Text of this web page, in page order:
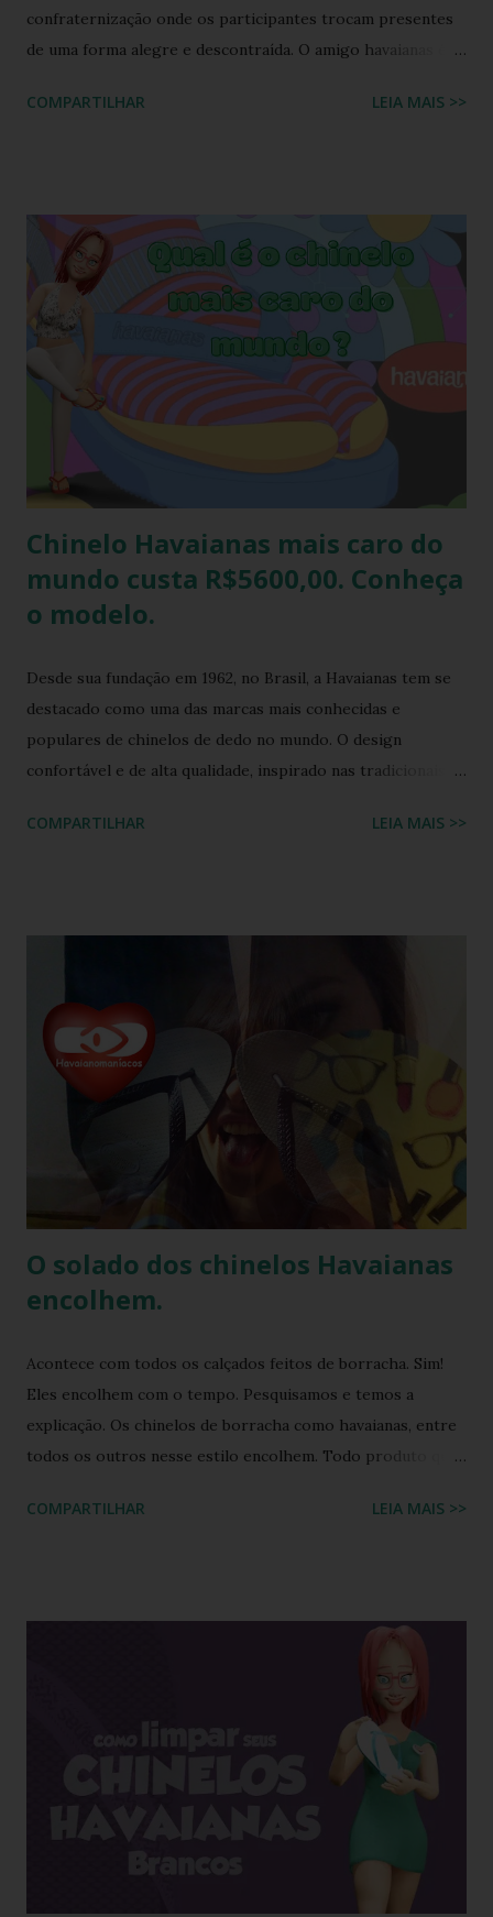
confraternização onde os participantes trocam presentes
de uma forma alegre e descontraída. O amigo havaianas é
participantes trocam exclusivamente sandálias havaianas
o amigo havaianas acontece no final do ano para
comemorar o final do ano letivo nas escolas, nas
confraternizações do trabalho, nas festas de fim de ano,
etc.. Além da diversão que a brincadeira proporciona,
também é uma excelente oportunidade de ganhar muitas
havaianas e incorporar sua coleção.
COMPARTILHAR LEIA MAIS >>
Chinelo Havaianas mais caro do
mundo custa R$5600,00. Conheça
o modelo.
Desde sua fundação em 1962, no Brasil, a Havaianas tem se
destacado como uma das marcas mais conhecidas e
populares de chinelos de dedo no mundo. O design
confortável e de alta qualidade, inspirado nas tradicionais
coração dos consumidores em todo o mundo. Hoje, a marca
também oferece bolsas, mochilas e acessórios, solidificando
sua presença na moda e na cultura popular. A Havaianas tem
colaborado com diversas marcas e celebridades ao longo
dos anos, criando coleções limitadas e edições especiais de
seus produtos. Amplamente conhecida por seus esforços
de responsabilidade social e ambiental, a havaianas
implementa práticas sustentáveis em sua p...
COMPARTILHAR LEIA MAIS >>
O solado dos chinelos Havaianas
encolhem.
Acontece com todos os calçados feitos de borracha. Sim!
Eles encolhem com o tempo. Pesquisamos e temos a
explicação. Os chinelos de borracha como havaianas, entre
todos os outros nesse estilo encolhem. Todo produto que
tanto do calor quanto do frio, ou seja, durante o processo
será molhado e exposto ao sol, sendo assim o chinelo pode
encolher de 1 a 2 cm. A comprovação é simples, se você
utilizar o chinelo adquirido no ano passado você verá que
ele está mais justo ao seu pé e se comprar um novo e
medir com o antigo a diferença irá aparecer também,
portanto não se assustem, chinelo de borracha encolhe
https://www.facebook.com/stillozcuritiba/posts/5438109
COMPARTILHAR LEIA MAIS >>